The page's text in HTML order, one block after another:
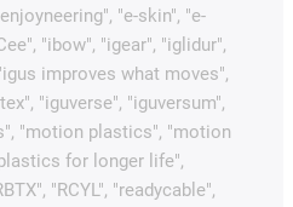
"e-skin", "e-
"ibow", "igear", "iglidur",
improves what moves",
"iguverse", "iguversum",
"motion plastics", "motion
for longer life",
"RCYL", "readycable",